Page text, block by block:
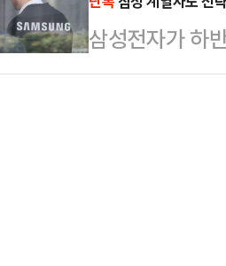
지난 4월말 전
6453가구) 이
5.2…
백종원의 유튜
가맹점주들이
역전우동, 롤링
삼성전자가 하
데 삼성디스플